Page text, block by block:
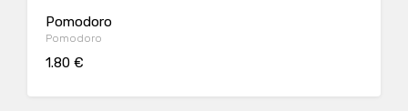
Pomodoro
Pomodoro
1.80 €